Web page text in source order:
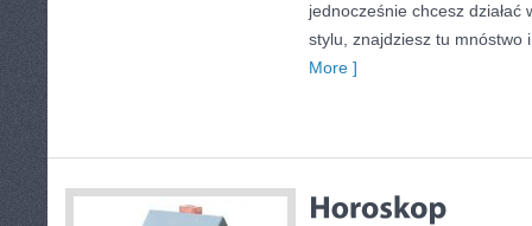
jednocześnie chcesz
stylu, znajdziesz tu mnóstwo
More ]